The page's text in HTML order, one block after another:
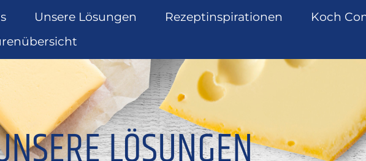
Unsere Lösungen Rezeptinspirationen
Koch